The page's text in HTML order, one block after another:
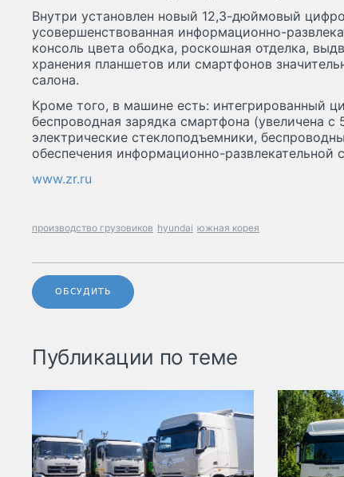
Внутри установлен новый 12,3-дюймовый
усовершенствованная информационно-
консоль цвета ободка, роскошная отделка,
хранения планшетов или смартфонов
салона.
Кроме того, в машине есть: интегрированный
беспроводная зарядка смартфона (увеличена с
электрические стеклоподъемники,
обеспечения информационно-развлекательной
www.zr.ru
производство грузовиков hyundai южная корея
ОБСУДИТЬ
Публикации по теме